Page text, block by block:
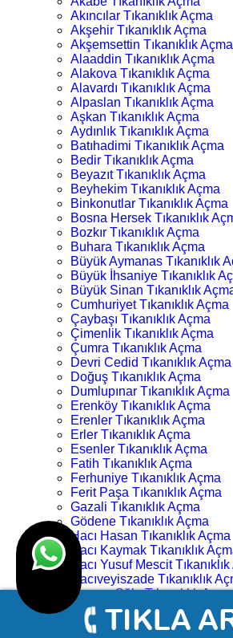
Akıncılar Tıkanıklık Açma
Akşehir Tıkanıklık Açma
Akşemsettin Tıkanıklık Açma
Alaaddin Tıkanıklık Açma
Alakova Tıkanıklık Açma
Alavardı Tıkanıklık Açma
Alpaslan Tıkanıklık Açma
Aşkan Tıkanıklık Açma
Aydınlık Tıkanıklık Açma
Batıhadimi Tıkanıklık Açma
Bedir Tıkanıklık Açma
Beyazıt Tıkanıklık Açma
Beyhekim Tıkanıklık Açma
Binkonutlar Tıkanıklık Açma
Bosna Hersek Tıkanıklık
Bozkır Tıkanıklık Açma
Buhara Tıkanıklık Açma
Büyük Aymanas Tıkanıklık
Büyük İhsaniye Tıkanıklık
Büyük Sinan Tıkanıklık
Cumhuriyet Tıkanıklık Açma
Çaybaşı Tıkanıklık Açma
Çimenlik Tıkanıklık Açma
Çumra Tıkanıklık Açma
Devri Cedid Tıkanıklık Açma
Doğuş Tıkanıklık Açma
Dumlupınar Tıkanıklık Açma
Erenköy Tıkanıklık Açma
Erenler Tıkanıklık Açma
Erler Tıkanıklık Açma
Esenler Tıkanıklık Açma
Fatih Tıkanıklık Açma
Ferhuniye Tıkanıklık Açma
Ferit Paşa Tıkanıklık Açma
Gazali Tıkanıklık Açma
Gödene Tıkanıklık Açma
Hacı Hasan Tıkanıklık Açma
Hacı Kaymak Tıkanıklık
Hacı Yusuf Mescit
Hacıveyiszade Tıkanıklık
Hamza Oğlu Tıkanıklık
Hanay Başı Tıkanıklık Açma
Harmancık Tıkanıklık Açma